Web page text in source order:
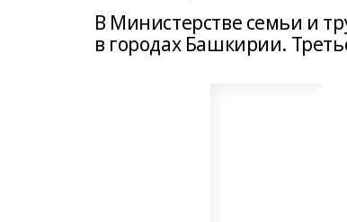
В Министерстве семьи и
в городах Башкирии.